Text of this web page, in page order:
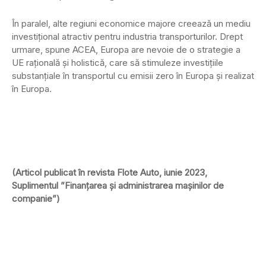
În paralel, alte regiuni economice majore creează un mediu
investițional atractiv pentru industria transporturilor. Drept
urmare, spune ACEA, Europa are nevoie de o strategie a
UE rațională și holistică, care să stimuleze investițiile
substanțiale în transportul cu emisii zero în Europa și realizat
în Europa.
(Articol publicat în revista Flote Auto, iunie 2023,
Suplimentul ”Finanțarea și administrarea mașinilor de
companie”)